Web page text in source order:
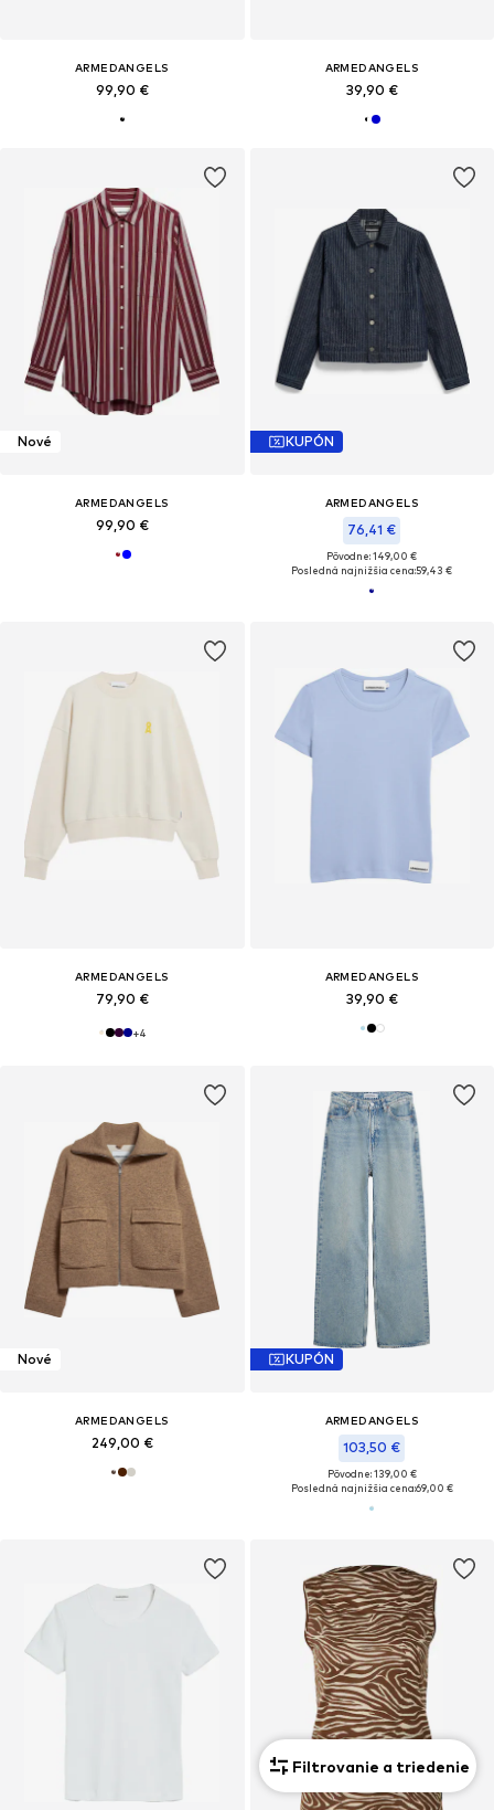
ARMEDANGELS
99,90 €
ARMEDANGELS
39,90 €
Nové
ARMEDANGELS
99,90 €
KUPÓN
ARMEDANGELS
76,41 €
Pôvodne: 149,00 €
Posledná najnižšia cena:59,43 €
ARMEDANGELS
79,90 €
+4
ARMEDANGELS
39,90 €
Nové
ARMEDANGELS
249,00 €
KUPÓN
ARMEDANGELS
103,50 €
Pôvodne: 139,00 €
Posledná najnižšia cena:69,00 €
Filtrovanie a triedenie